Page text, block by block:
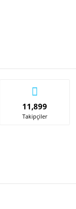
11,899
Takipçiler